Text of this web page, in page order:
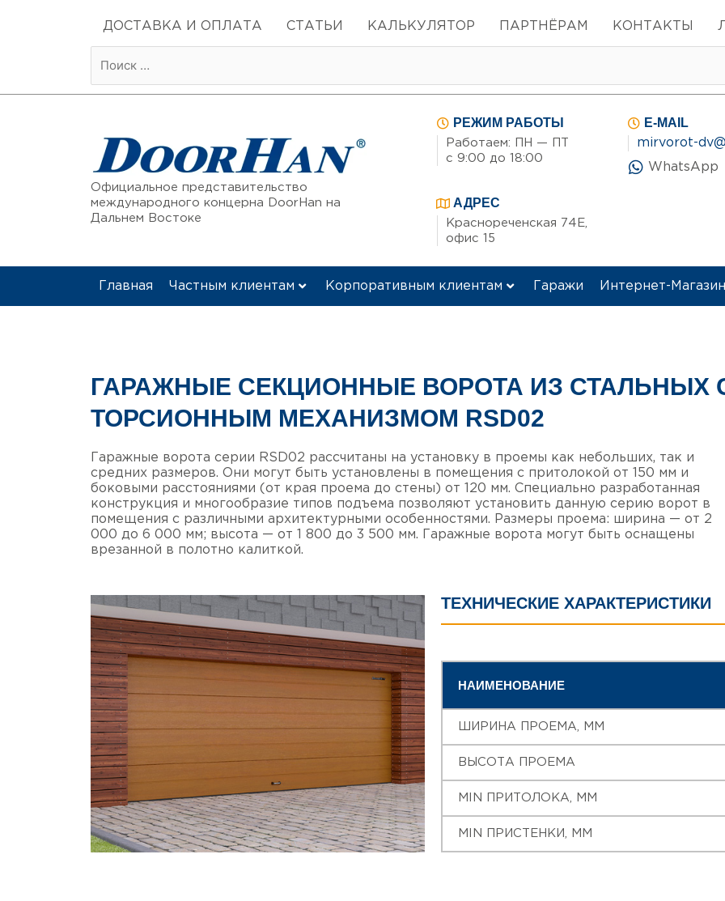
ДОСТАВКА И ОПЛАТА СТАТЬИ КАЛЬКУЛЯТОР ПАРТНЁРАМ КОНТАКТЫ
Официальное представительство
международного концерна DoorHan на
Дальнем Востоке
РЕЖИМ РАБОТЫ
Работаем: ПН — ПТ
с 9:00 до 18:00
АДРЕС
Краснореченская 74Е,
офис 15
E-MAIL
mirvorot-
WhatsApp
Главная Частным клиентам Корпоративным клиентам Гаражи Интернет-Магазин
ГАРАЖНЫЕ СЕКЦИОННЫЕ ВОРОТА ИЗ СТАЛЬНЫХ
ТОРСИОННЫМ МЕХАНИЗМОМ RSD02
Гаражные ворота серии RSD02 рассчитаны на установку в проемы как небольших, так и
средних размеров. Они могут быть установлены в помещения с притолокой от 150 мм и
боковыми расстояниями (от края проема до стены) от 120 мм. Специально разработанная
конструкция и многообразие типов подъема позволяют установить данную серию ворот в
помещения с различными архитектурными особенностями. Размеры проема: ширина — от 2
000 до 6 000 мм; высота — от 1 800 до 3 500 мм. Гаражные ворота могут быть оснащены
врезанной в полотно калиткой.
ТЕХНИЧЕСКИЕ ХАРАКТЕРИСТИКИ
НАИМЕНОВАНИЕ
ШИРИНА ПРОЕМА, ММ
ВЫСОТА ПРОЕМА
MIN ПРИТОЛОКА, ММ
MIN ПРИСТЕНКИ, ММ